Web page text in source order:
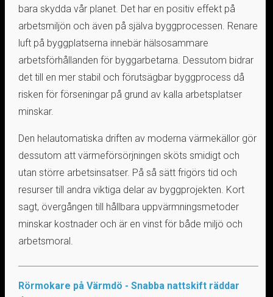
bara skydda vår planet. Det har en positiv effekt på
arbetsmiljön och även på själva byggprocessen. Renare
luft på byggplatserna innebär hälsosammare
arbetsförhållanden för byggarbetarna. Dessutom bidrar
det till en mer stabil och förutsägbar byggprocess då
risken för förseningar på grund av kalla arbetsplatser
minskar.
Den helautomatiska driften av moderna värmekällor gör
dessutom att värmeförsörjningen sköts smidigt och
utan större arbetsinsatser. På så sätt frigörs tid och
resurser till andra viktiga delar av byggprojekten. Kort
sagt, övergången till hållbara uppvärmningsmetoder
minskar kostnader och är en vinst för både miljö och
arbetsmoral.
Rörmokare på Värmdö - Snabba nattskift räddar